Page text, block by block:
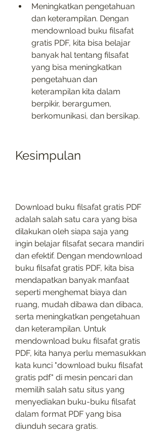
Meningkatkan pengetahuan
dan keterampilan. Dengan
mendownload buku filsafat
gratis PDF, kita bisa belajar
banyak hal tentang filsafat
yang bisa meningkatkan
pengetahuan dan
keterampilan kita dalam
berpikir, berargumen,
berkomunikasi, dan bersikap.
Kesimpulan
Download buku filsafat gratis PDF
adalah salah satu cara yang bisa
dilakukan oleh siapa saja yang
ingin belajar filsafat secara mandiri
dan efektif. Dengan mendownload
buku filsafat gratis PDF, kita bisa
mendapatkan banyak manfaat
seperti menghemat biaya dan
ruang, mudah dibawa dan dibaca,
serta meningkatkan pengetahuan
dan keterampilan. Untuk
mendownload buku filsafat gratis
PDF, kita hanya perlu memasukkan
kata kunci "download buku filsafat
gratis pdf" di mesin pencari dan
memilih salah satu situs yang
menyediakan buku-buku filsafat
dalam format PDF yang bisa
diunduh secara gratis.